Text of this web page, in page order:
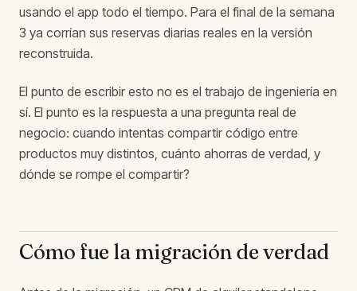
usando el app todo el tiempo. Para el final de la semana
3 ya corrían sus reservas diarias reales en la versión
reconstruida.
El punto de escribir esto no es el trabajo de ingeniería en
sí. El punto es la respuesta a una pregunta real de
negocio: cuando intentas compartir código entre
productos muy distintos, cuánto ahorras de verdad, y
dónde se rompe el compartir?
Cómo fue la migración de verdad